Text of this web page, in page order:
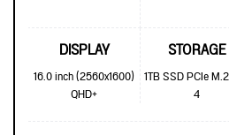
DISPLAY
16.0 inch (2560x1600)
QHD+
STORAGE
1TB SSD PCIe
4